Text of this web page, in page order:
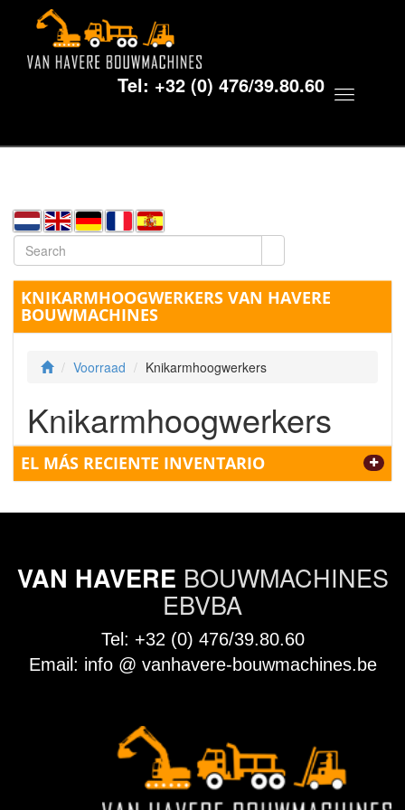
Tel: +32 (0) 476/39.80.60
Toggle
KNIKARMHOOGWERKERS VAN HAVERE
BOUWMACHINES
Voorraad Knikarmhoogwerkers
Knikarmhoogwerkers
EL MÁS RECIENTE INVENTARIO
VAN HAVERE BOUWMACHINES
EBVBA
Tel: +32 (0) 476/39.80.60
Email: info @ vanhavere-bouwmachines.be